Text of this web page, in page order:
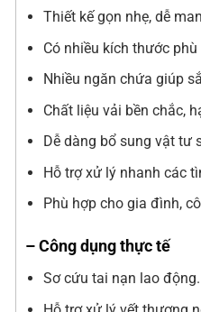
Thiết kế gọn nhẹ, dễ
Có nhiều kích thước
Nhiều ngăn chứa giúp
Chất liệu vải bền chắc,
Dễ dàng bổ sung vật tư
Hỗ trợ xử lý nhanh các
Phù hợp cho gia đình,
– Công dụng thực tế
Sơ cứu tai nạn lao động.